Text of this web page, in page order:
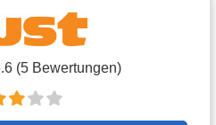
(5 Bewertungen)